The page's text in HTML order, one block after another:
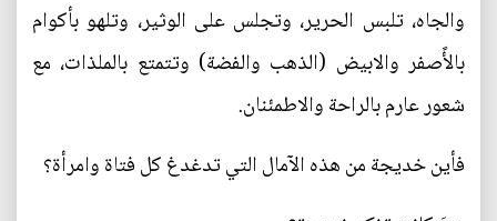
والجاه، تلبس الحرير، وتجلس على الوثير، وتلهو بأكوام
بالأًصفر والابيض (الذهب والفضة) وتتمتع بالملذات، مع
شعور عارم بالراحة والاطمئنان.
فأين خديجة من هذه الآمال التي تدغدغ كل فتاة وامرأة؟